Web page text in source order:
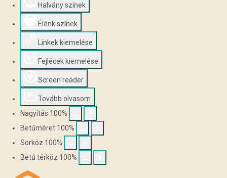
Halvány színek
Élénk színek
Linkek kiemelése
Fejlécek kiemelése
Screen reader
Tovább olvasom
Nagyítás 100%
Betűméret 100%
Sorköz 100%
Betű térköz 100%